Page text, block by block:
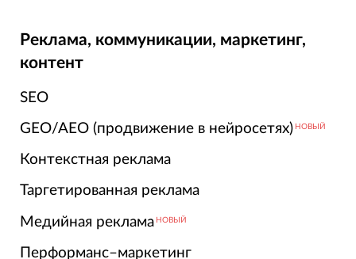
Реклама, коммуникации, маркетинг,
контент
SEO
GEO/AEO (продвижение в нейросетях) НОВЫЙ
Контекстная реклама
Таргетированная реклама
Медийная реклама НОВЫЙ
Перформанс–маркетинг